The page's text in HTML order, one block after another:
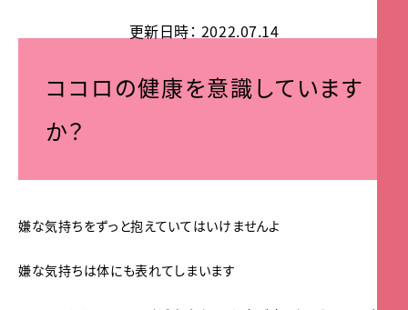
更新日時： 2022.07.14
ココロの健康を意識しています
か？
嫌な気持ちをずっと抱えていてはいけませんよ
嫌な気持ちは体にも表れてしまいます